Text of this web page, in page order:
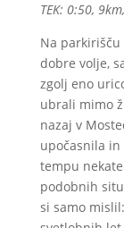
TEK: 0:50, 9km,
Na
dobre volje,
zgolj eno
ubrali mimo
nazaj v
upočasnila in
tempu
podobnih
si samo